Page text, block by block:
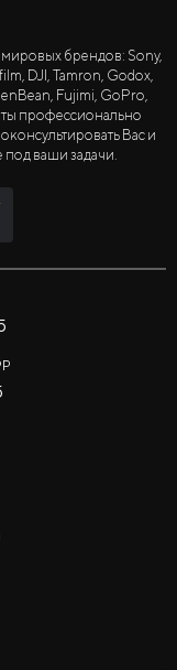
брендов: Sony,
DJI, Tamron, Godox,
Fujimi, GoPro,
профессионально
Вас и
ваши задачи.